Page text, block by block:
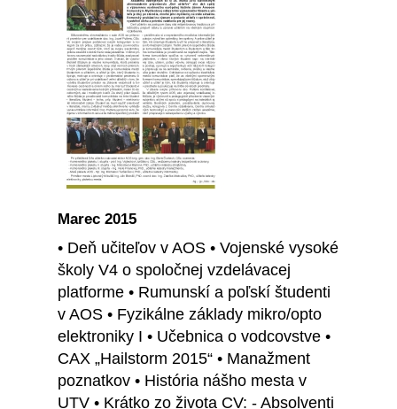
Marec 2015
• Deň učiteľov v AOS • Vojenské vysoké
školy V4 o spoločnej vzdelávacej
platforme • Rumunskí a poľskí študenti
v AOS • Fyzikálne základy mikro/opto
elektroniky I • Učebnica o vodcovstve •
CAX „Hailstorm 2015“ • Manažment
poznatkov • História nášho mesta v
UTV • Krátko zo života CV: - Absolventi